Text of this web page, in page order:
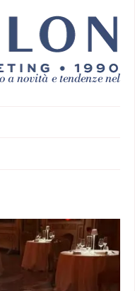
a novità e tendenze nel